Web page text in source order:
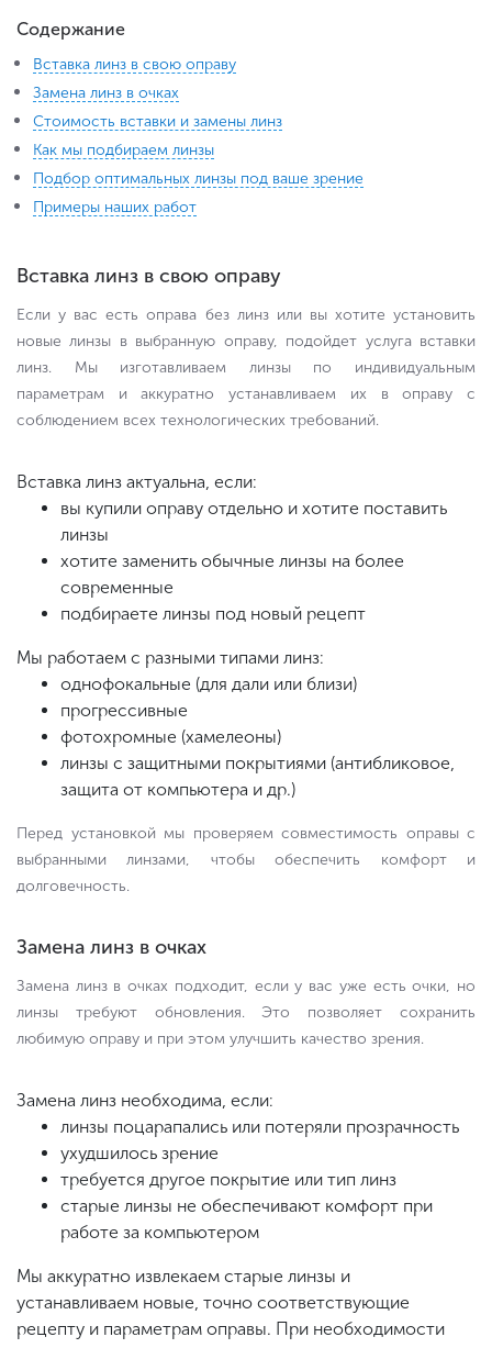
Содержание
Вставка линз в свою оправу
Замена линз в очках
Стоимость вставки и замены линз
Как мы подбираем линзы
Подбор оптимальных линзы под ваше зрение
Примеры наших работ
Вставка линз в свою оправу
Если у вас есть оправа без линз или вы хотите установить
новые линзы в выбранную оправу, подойдет услуга вставки
линз. Мы изготавливаем линзы по индивидуальным
параметрам и аккуратно устанавливаем их в оправу с
соблюдением всех технологических требований.
Вставка линз актуальна, если:
вы купили оправу отдельно и хотите поставить
линзы
хотите заменить обычные линзы на более
современные
подбираете линзы под новый рецепт
Мы работаем с разными типами линз:
однофокальные (для дали или близи)
прогрессивные
фотохромные (хамелеоны)
линзы с защитными покрытиями (антибликовое,
защита от компьютера и др.)
Перед установкой мы проверяем совместимость оправы с
выбранными линзами, чтобы обеспечить комфорт и
долговечность.
Замена линз в очках
Замена линз в очках подходит, если у вас уже есть очки, но
линзы требуют обновления. Это позволяет сохранить
любимую оправу и при этом улучшить качество зрения.
Замена линз необходима, если:
линзы поцарапались или потеряли прозрачность
ухудшилось зрение
требуется другое покрытие или тип линз
старые линзы не обеспечивают комфорт при
работе за компьютером
Мы аккуратно извлекаем старые линзы и
устанавливаем новые, точно соответствующие
рецепту и параметрам оправы. При необходимости